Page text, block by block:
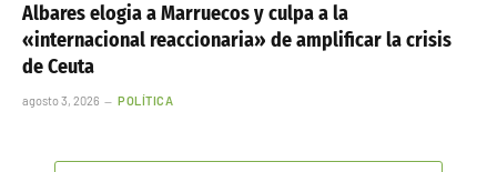
Albares elogia a Marruecos y culpa a la
«internacional reaccionaria» de amplificar la crisis
de Ceuta
agosto 3, 2026 POLÍTICA